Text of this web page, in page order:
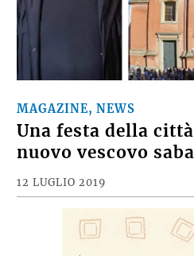
MAGAZINE, NEWS
Una festa della
nuovo vescovo
12 LUGLIO 2019